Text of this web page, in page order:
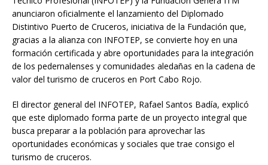
anunciaron oficialmente el lanzamiento del Diplomado
Distintivo Puerto de Cruceros, iniciativa de la Fundación que,
gracias a la alianza con INFOTEP, se convierte hoy en una
formación certificada y abre oportunidades para la integración
de los pedernalenses y comunidades aledañas en la cadena de
valor del turismo de cruceros en Port Cabo Rojo.
El director general del INFOTEP, Rafael Santos Badía, explicó
que este diplomado forma parte de un proyecto integral que
busca preparar a la población para aprovechar las
oportunidades económicas y sociales que trae consigo el
turismo de cruceros.